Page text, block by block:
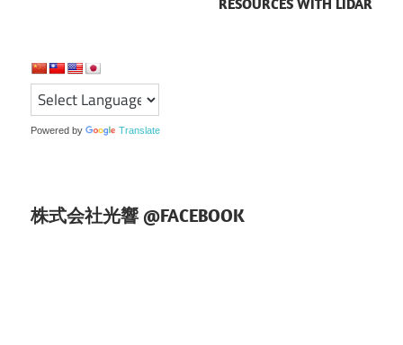
ー
シ
ョ
RESOURCES WITH LIDAR
Powered by Translate
株式会社光響 @FACEBOOK